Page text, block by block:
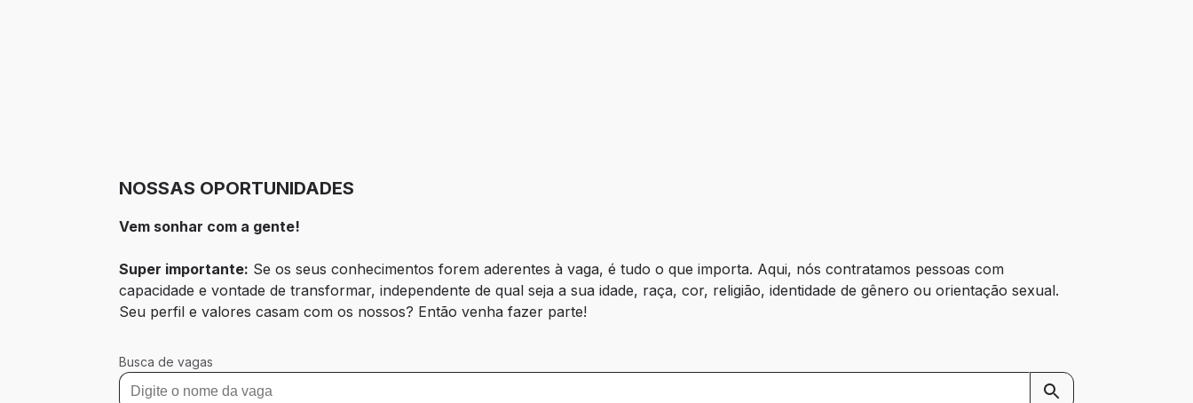
NOSSAS OPORTUNIDADES
Vem sonhar com a gente!
Super importante: Se os seus conhecimentos forem aderentes à vaga, é tudo o que importa. Aqui, nós contratamos pessoas com
capacidade e vontade de transformar, independente de qual seja a sua idade, raça, cor, religião, identidade de gênero ou orientação sexual.
Seu perfil e valores casam com os nossos? Então venha fazer parte!
Busca de vagas